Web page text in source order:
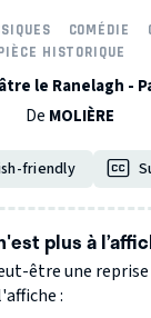
COMÉDIE
HISTORIQUE
le Ranelagh -
De MOLIÈRE
friendly
plus à
être une
: